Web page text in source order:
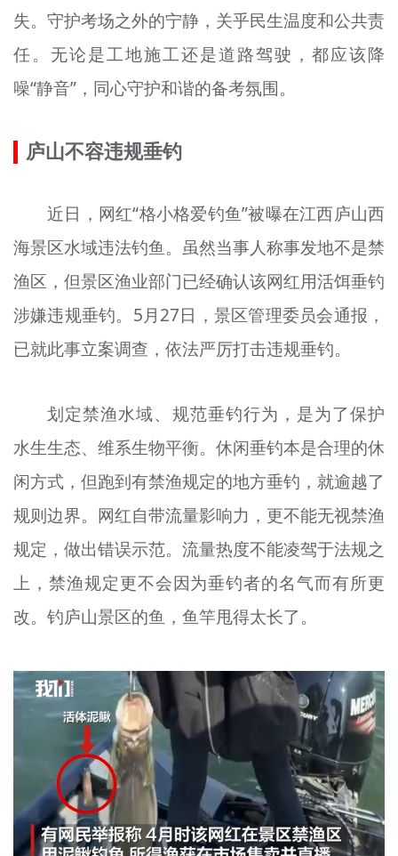
失。守护考场之外的宁静，关乎民生温度和公共责
任。无论是工地施工还是道路驾驶，都应该降
噪“静音”，同心守护和谐的备考氛围。
庐山不容违规垂钓
近日，网红“格小格爱钓鱼”被曝在江西庐山西
海景区水域违法钓鱼。虽然当事人称事发地不是禁
渔区，但景区渔业部门已经确认该网红用活饵垂钓
涉嫌违规垂钓。5月27日，景区管理委员会通报，
已就此事立案调查，依法严厉打击违规垂钓。
划定禁渔水域、规范垂钓行为，是为了保护
水生生态、维系生物平衡。休闲垂钓本是合理的休
闲方式，但跑到有禁渔规定的地方垂钓，就逾越了
规则边界。网红自带流量影响力，更不能无视禁渔
规定，做出错误示范。流量热度不能凌驾于法规之
上，禁渔规定更不会因为垂钓者的名气而有所更
改。钓庐山景区的鱼，鱼竿甩得太长了。